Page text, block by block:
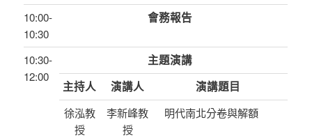
10:00-
10:30
會務報告
10:30-
12:00
主題演講
主持人
演講人 演講題目
徐泓教
授
李新峰教
授
明代南北分卷與解額